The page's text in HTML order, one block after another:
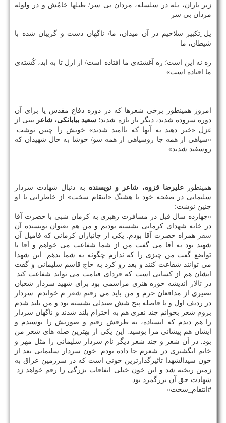
زیر باران، یله در سلسله، مردان بی سر/ طبلها خامُش و در ولوله
مردان بی سر
یل ِتكبیر سلاحیم در آن میدان، ما/ ناگهان دست و گریبان شده با
شیطان، ما
ره نه این است؛ ره آغشته‌ی ما افتاده است/ از ازل تا به ابد، كُشته‌ی
ما افتاده است»
امروز همینطور برخی شعرها كه در دوره دفاع مقدس یا برای آن
دوره سروده شدند، دیگر بار تازه شدند؛ سعید بیابانكی، شاعر بیتی از
غزل «خبر دهید به آنها كه ناامید شدند» خویش را چنین نوشت:
«سیاهی از همه جا روسیاهی از همه سو/ خوشا به حال شهیدان كه
روسفید شدند»
همینطورعلیرضا قزوه، شاعر و نویسنده به دنبال شهادت سردار
سلیمانی در صفحه خود با هشتگ «انتقام سخت» از خاطراتی با او
چنین نوشت:
«چهارده سال قبل در مسافرت رهبری به كرمان شبی با حضرت آقا
در خانه شهدای كرمانی نشسته بودیم و من هم بعنوان نویسنده آن
سفر همراه حضرت آقا بودم. یكی از جانبازان كرمانی كه فامیل آن
شهید بود به آقا می گفت من از شما شفاعت می خواهم و آقا با
تواضع گفت من چیزی را كه ندارم چگونه به شما بدهم. این شهدا
می توانند شفاعت كنند و بعد رو كرد به حاج قاسم سلیمانی و گفت
ایشان هم از كسانی است كه فردای قیامت می تواند شفاعت كند.
در تالار
اندیشه حوزه هنری مراسمی بود برای شهید سردار شعبان
نصیری از مدافعان حرم و من باید می رفتم شعر
م خواندم. سردار
در ردیف اول و با فاصله پنج شش صندلی نشسته بود و من بلند شدم
بروم شعر بخوانم چند نفری هم به احترام بلند شدند و ناگهان سردار
را هم دیدم كه ایستاده، به طرفش رفتم و صورتش را بوسیدم و
ایشان هم پیشانی مرا بوسید. این یكی از بهترین صله های شعر من
بود. در آن شعر و چند شعر دیگر نام سردار سلیمانی را مثل مهر و
خاتم انگشتری در شعرم جا داده بودم. خون سردار سلیمانی بعد از
خون سیدالشهدا تاثیرگذارترین خونی است كه در سرزمین عراق به
زمین ریخته شد و این خون خیلی اتفاقات بزرگی را رقم خواهد زد.
شهادت حق آن بزرگمرد بود.
#انتقام_سخت»